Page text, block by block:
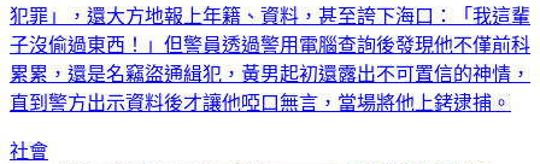
犯罪」，還大方地報上年籍、資料，甚至誇下海口：「我這輩
子沒偷過東西！」但警員透過警用電腦查詢後發現他不僅前科
累累，還是名竊盜通緝犯，黃男起初還露出不可置信的神情，
直到警方出示資料後才讓他啞口無言，當場將他上銬逮捕。
社會